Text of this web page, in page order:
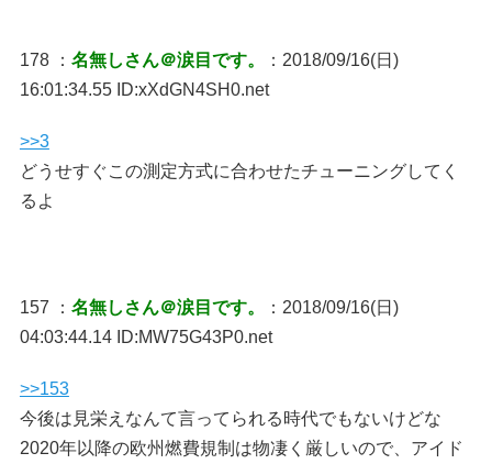
178 ： 名無しさん＠涙目です。
：2018/09/16(日)
16:01:34.55 ID:xXdGN4SH0.net
>>3
どうせすぐこの測定方式に合わせたチューニングしてく
るよ
157 ： 名無しさん＠涙目です。
：2018/09/16(日)
04:03:44.14 ID:MW75G43P0.net
>>153
今後は見栄えなんて言ってられる時代でもないけどな
2020年以降の欧州燃費規制は物凄く厳しいので、アイド